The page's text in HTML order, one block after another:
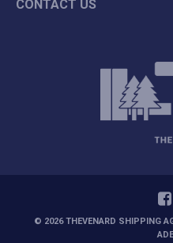
CONTACT US
© 2026 THEVENARD SHIPPING